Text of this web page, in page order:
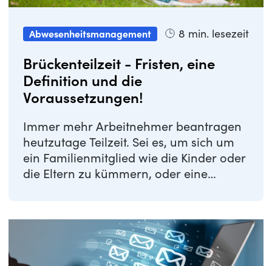
Abwesenheitsmanagement 8 min. lesezeit
Brückenteilzeit - Fristen, eine
Definition und die
Voraussetzungen!
Immer mehr Arbeitnehmer beantragen
heutzutage Teilzeit. Sei es, um sich um
ein Familienmitglied wie die Kinder oder
die Eltern zu kümmern, oder eine